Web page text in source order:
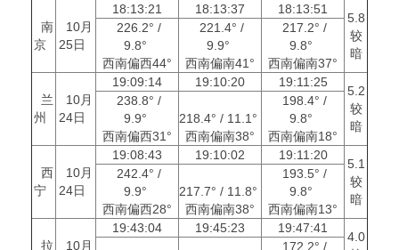
南
京
10月
25日
18:13:21 18:13:37 18:13:51
5.8
较
暗
226.2° /
9.8°
西南偏西44°
221.4° /
9.9°
西南偏南41°
217.2° /
9.8°
西南偏南37°
兰
州
10月
24日
19:09:14 19:10:20 19:11:25
5.2
较
暗
238.8° /
9.9°
西南偏西31°
218.4° / 11.1°
西南偏南38°
198.4° /
9.8°
西南偏南18°
西
宁
10月
24日
19:08:43 19:10:02 19:11:20
5.1
较
暗
242.4° /
9.9°
西南偏西28°
217.7° / 11.8°
西南偏南38°
193.5° /
9.8°
西南偏南13°
拉 10月
19:43:04 19:45:23 19:47:41
4.0
172.2° /